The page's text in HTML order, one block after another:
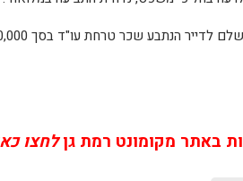
באתר מקומונט רמת גןלחצו